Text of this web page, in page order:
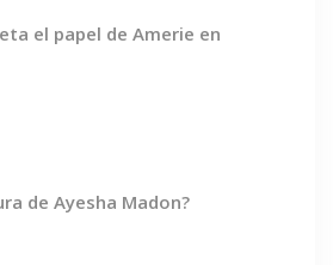
el papel de Amerie en
de Ayesha Madon?